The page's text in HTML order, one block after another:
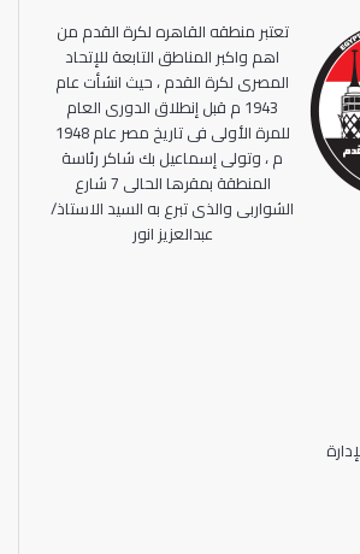
إلى نقطة واحدة للتأهل إلى بطولة كأس
حيث يدخل مباراته أمام كينيا وفي
في صدارة المجموعة بالتساوي مع منتخب جزر
القمر في عدد النقاط، بينما منتخب كينيا لديه 3 نقاط، ومنتخب
ويتأهل للبطولة أول وثاني كل مجموعة.
تعتبر منطقه القاهره لكرة القدم من
اهم واكبر المناطق التابعة للإتحاد
المصرى لكرة القدم ، حيث انشأت عام
1943 م قبل إنطلاق الدورى العام
للمرة الأولى فى تاريخ مصر عام 1948
م ، وتولى إسماعيل بك شاكر رئاسة
المنطقة بمقرها الحالى 7 شارع
الشواربى والذى تبرع به السيد الاستاذ/
عبدالعزيز انور